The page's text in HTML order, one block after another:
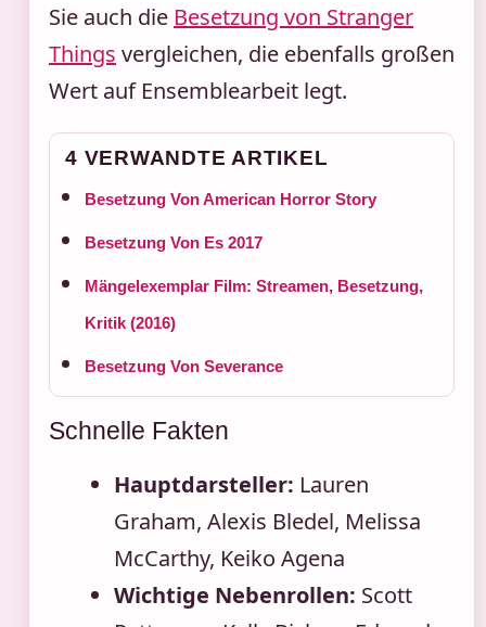
Sie auch die Besetzung von Stranger
Things vergleichen, die ebenfalls großen
Wert auf Ensemblearbeit legt.
4 VERWANDTE ARTIKEL
Besetzung Von American Horror Story
Besetzung Von Es 2017
Mängelexemplar Film: Streamen, Besetzung,
Kritik (2016)
Besetzung Von Severance
Schnelle Fakten
Hauptdarsteller: Lauren
Graham, Alexis Bledel, Melissa
McCarthy, Keiko Agena
Wichtige Nebenrollen: Scott